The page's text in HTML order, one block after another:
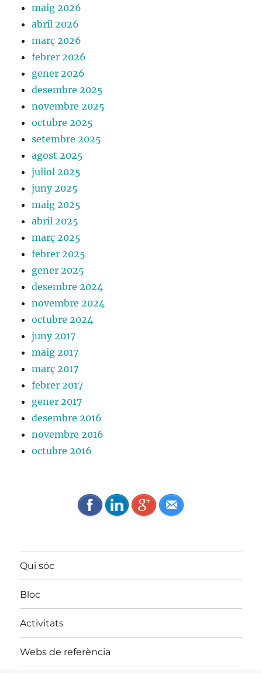
maig 2026
abril 2026
març 2026
febrer 2026
gener 2026
desembre 2025
novembre 2025
octubre 2025
setembre 2025
agost 2025
juliol 2025
juny 2025
maig 2025
abril 2025
març 2025
febrer 2025
gener 2025
desembre 2024
novembre 2024
octubre 2024
juny 2017
maig 2017
març 2017
febrer 2017
gener 2017
desembre 2016
novembre 2016
octubre 2016
Qui sóc
Bloc
Activitats
Webs de referència